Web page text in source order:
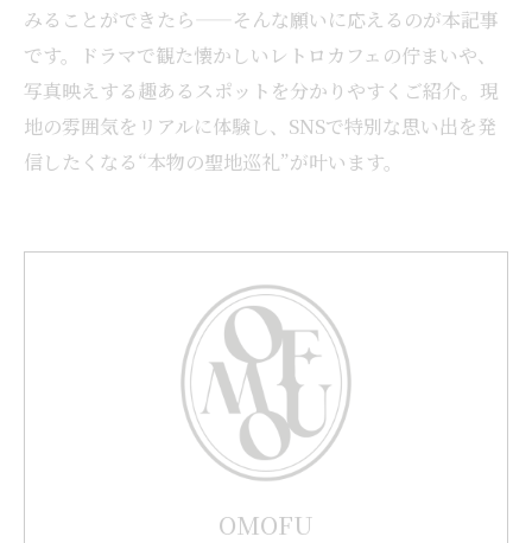
みることができたら——そんな願いに応えるのが本記事
です。ドラマで観た懐かしいレトロカフェの佇まいや、
写真映えする趣あるスポットを分かりやすくご紹介。現
地の雰囲気をリアルに体験し、SNSで特別な思い出を発
信したくなる“本物の聖地巡礼”が叶います。
OMOFU